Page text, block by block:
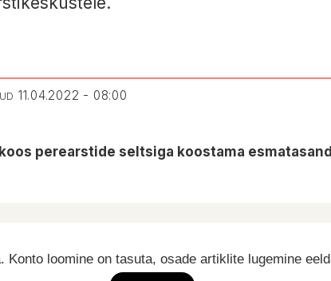
11.04.2022 - 08:00
perearstide seltsiga koostama
Konto loomine on tasuta, osade artiklite lugemine